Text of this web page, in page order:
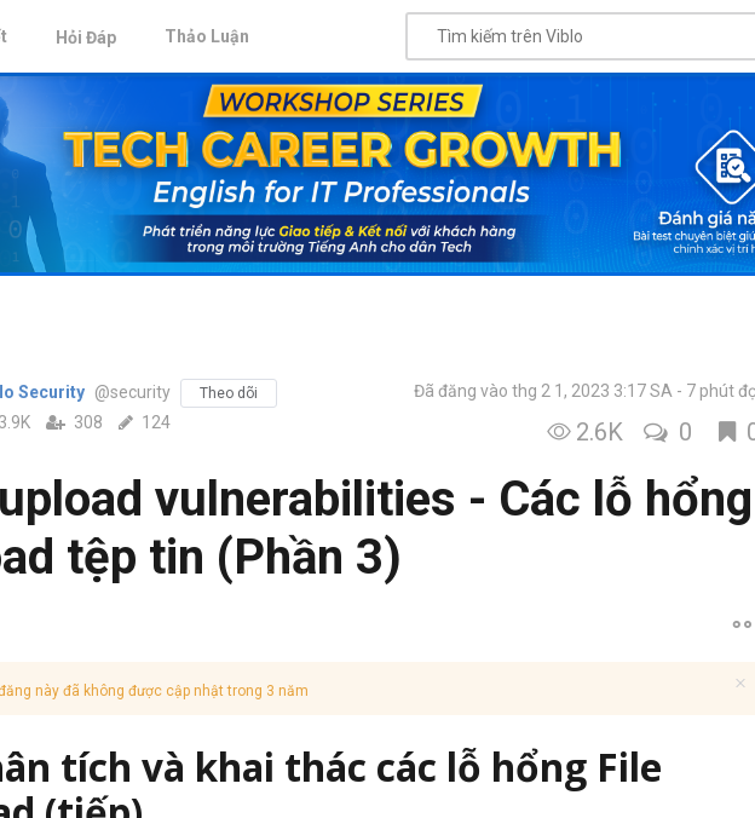
Hỏi Đáp Thảo Luận
Security @security Theo dõi
3.9K 308 124
Đã đăng vào thg 2 1, 2023 3:17 SA 7 phút
2.6K 0
vulnerabilities - Các lỗ hổng
tệp tin (Phần 3)
này đã không được cập nhật trong 3 năm
tích và khai thác các lỗ hổng File